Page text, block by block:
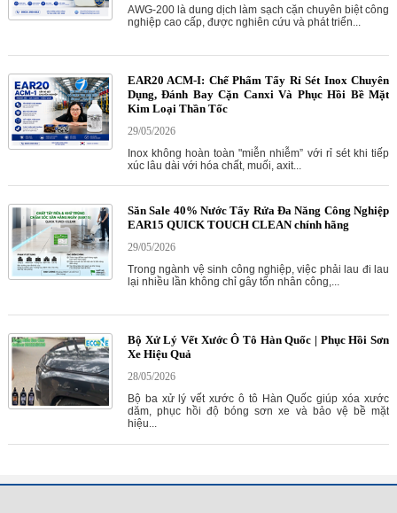
AWG-200 là dung dịch làm sạch cặn chuyên biệt công
nghiệp cao cấp, được nghiên cứu và phát triển...
EAR20 ACM-I: Chế Phẩm Tẩy Rỉ Sét Inox Chuyên
Dụng, Đánh Bay Cặn Canxi Và Phục Hồi Bề Mặt
Kim Loại Thần Tốc
29/05/2026
Inox không hoàn toàn "miễn nhiễm” với rỉ sét khi tiếp
xúc lâu dài với hóa chất, muối, axit...
Săn Sale 40% Nước Tẩy Rửa Đa Năng Công Nghiệp
EAR15 QUICK TOUCH CLEAN chính hãng
29/05/2026
Trong ngành vệ sinh công nghiệp, việc phải lau đi lau
lại nhiều lần không chỉ gây tốn nhân công,...
Bộ Xử Lý Vết Xước Ô Tô Hàn Quốc | Phục Hồi Sơn
Xe Hiệu Quả
28/05/2026
Bộ ba xử lý vết xước ô tô Hàn Quốc giúp xóa xước
dăm, phục hồi độ bóng sơn xe và bảo vệ bề mặt
hiệu...